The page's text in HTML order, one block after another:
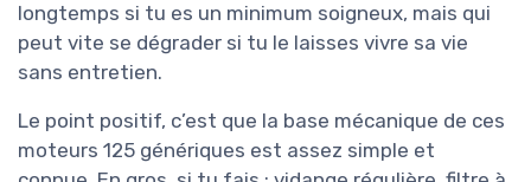
longtemps si tu es un minimum soigneux, mais qui
peut vite se dégrader si tu le laisses vivre sa vie
sans entretien.
Le point positif, c’est que la base mécanique de ces
moteurs 125 génériques est assez simple et